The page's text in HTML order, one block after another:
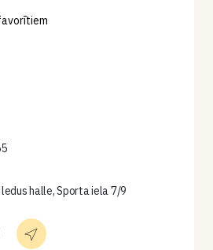
halle, Sporta iela 7/9